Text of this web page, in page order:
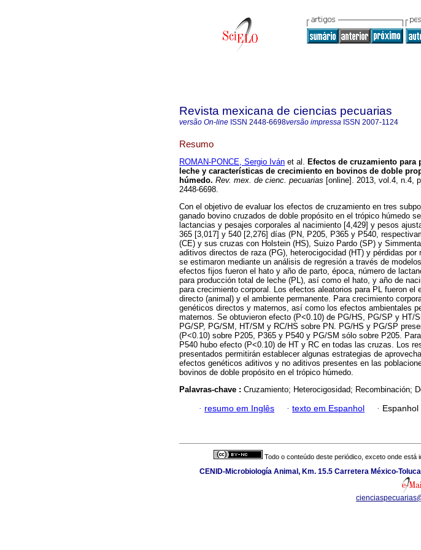
Revista mexicana de ciencias pecuarias
versão On-line ISSN 2448-6698versão impressa ISSN 2007-1124
Resumo
ROMAN-PONCE, Sergio Iván et al. Efectos de cruzamiento para
leche y características de crecimiento en bovinos de doble
húmedo. Rev. mex. de cienc. pecuarias [online]. 2013, vol.4, n.4,
2448-6698.
Con el objetivo de evaluar los efectos de cruzamiento en tres
ganado bovino cruzados de doble propósito en el trópico húmedo
lactancias y pesajes corporales al nacimiento [4,429] y pesos
365 [3,017] y 540 [2,276] días (PN, P205, P365 y P540,
(CE) y sus cruzas con Holstein (HS), Suizo Pardo (SP) y
aditivos directos de raza (PG), heterocigocidad (HT) y pérdidas por
se estimaron mediante un análisis de regresión a través de
efectos fijos fueron el hato y año de parto, época, número de
para producción total de leche (PL), así como el hato, y año de
para crecimiento corporal. Los efectos aleatorios para PL fueron el
directo (animal) y el ambiente permanente. Para crecimiento
genéticos directos y maternos, así como los efectos ambientales
maternos. Se obtuvieron efecto (P<0.10) de PG/HS, PG/SP y HT/
PG/SP, PG/SM, HT/SM y RC/HS sobre PN. PG/HS y PG/SP
(P<0.10) sobre P205, P365 y P540 y PG/SM sólo sobre P205.
P540 hubo efecto (P<0.10) de HT y RC en todas las cruzas. Los
presentados permitirán establecer algunas estrategias de
efectos genéticos aditivos y no aditivos presentes en las
bovinos de doble propósito en el trópico húmedo.
Palavras-chave : Cruzamiento; Heterocigosidad; Recombinación;
· resumo em Inglês · texto em Espanhol · Espanhol
Todo o conteúdo deste periódico, exceto onde está
CENID-Microbiología Animal, Km. 15.5 Carretera México-